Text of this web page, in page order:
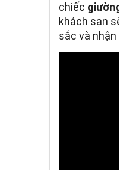
chiếc
khách sạn
sắc và